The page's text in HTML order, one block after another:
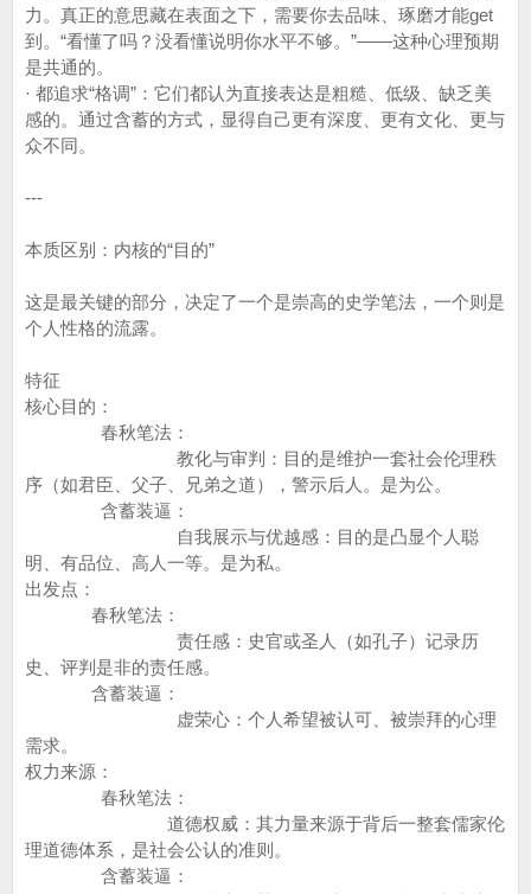
力。真正的意思藏在表面之下，需要你去品味、琢磨才能get
到。“看懂了吗？没看懂说明你水平不够。”——这种心理预期
是共通的。
· 都追求“格调”：它们都认为直接表达是粗糙、低级、缺乏美
感的。通过含蓄的方式，显得自己更有深度、更有文化、更与
众不同。
---
本质区别：内核的“目的”
这是最关键的部分，决定了一个是崇高的史学笔法，一个则是
个人性格的流露。
特征
核心目的：
春秋笔法：
教化与审判：目的是维护一套社会伦理秩
序（如君臣、父子、兄弟之道），警示后人。是为公。
含蓄装逼：
自我展示与优越感：目的是凸显个人聪
明、有品位、高人一等。是为私。
出发点：
春秋笔法：
责任感：史官或圣人（如孔子）记录历
史、评判是非的责任感。
含蓄装逼：
虚荣心：个人希望被认可、被崇拜的心理
需求。
权力来源：
春秋笔法：
道德权威：其力量来源于背后一整套儒家伦
理道德体系，是社会公认的准则。
含蓄装逼：